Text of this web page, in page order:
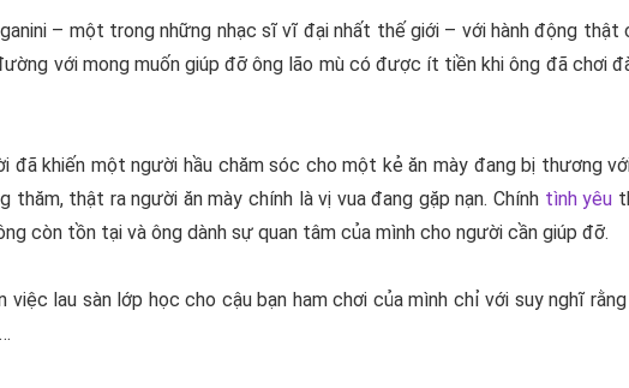
– một trong những nhạc sĩ vĩ đại nhất thế giới – với hành động thật
với mong muốn giúp đỡ ông lão mù có được ít tiền khi ông đã chơi
đã khiến một người hầu chăm sóc cho một kẻ ăn mày đang bị thương
thăm, thật ra người ăn mày chính là vị vua đang gặp nạn. Chính tình yêu
còn tồn tại và ông dành sự quan tâm của mình cho người cần giúp đỡ.
việc lau sàn lớp học cho cậu bạn ham chơi của mình chỉ với suy nghĩ